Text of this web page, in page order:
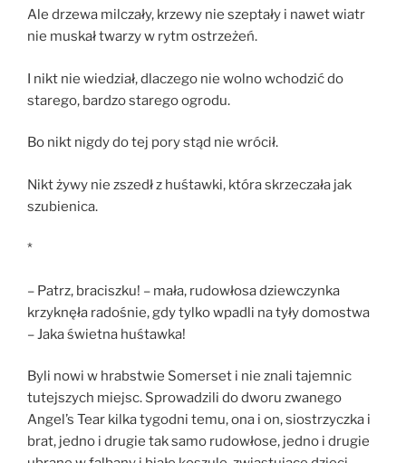
Ale drzewa milczały, krzewy nie szeptały i nawet wiatr
nie muskał twarzy w rytm ostrzeżeń.
I nikt nie wiedział, dlaczego nie wolno wchodzić do
starego, bardzo starego ogrodu.
Bo nikt nigdy do tej pory stąd nie wrócił.
Nikt żywy nie zszedł z huśtawki, która skrzeczała jak
szubienica.
*
– Patrz, braciszku! – mała, rudowłosa dziewczynka
krzyknęła radośnie, gdy tylko wpadli na tyły domostwa
– Jaka świetna huśtawka!
Byli nowi w hrabstwie Somerset i nie znali tajemnic
tutejszych miejsc. Sprowadzili do dworu zwanego
Angel’s Tear kilka tygodni temu, ona i on, siostrzyczka i
brat, jedno i drugie tak samo rudowłose, jedno i drugie